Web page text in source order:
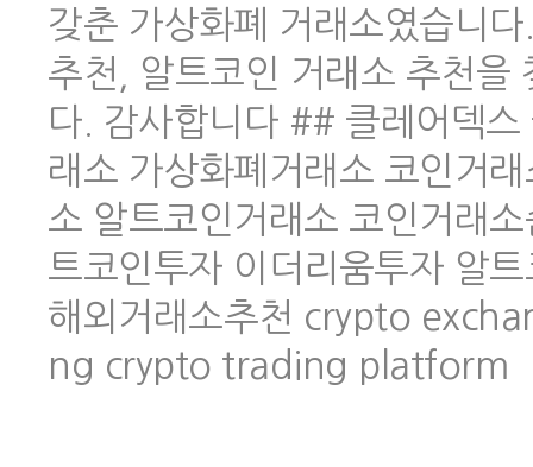
갖춘 가상화폐 거래소였습니
추천, 알트코인 거래소 추천을
다. 감사합니다 ## 클레어덱
래소 가상화폐거래소 코인거
소 알트코인거래소 코인거래
트코인투자 이더리움투자 알
해외거래소추천 crypto
ng crypto trading platform